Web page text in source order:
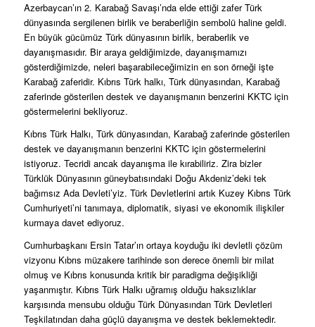
Azerbaycan’ın 2. Karabağ Savaşı’nda elde ettiği zafer Türk
dünyasında sergilenen birlik ve beraberliğin sembolü haline geldi.
En büyük gücümüz Türk dünyasının birlik, beraberlik ve
dayanışmasıdır. Bir araya geldiğimizde, dayanışmamızı
gösterdiğimizde, neleri başarabileceğimizin en son örneği işte
Karabağ zaferidir. Kıbrıs Türk halkı, Türk dünyasından, Karabağ
zaferinde gösterilen destek ve dayanışmanın benzerini KKTC için
göstermelerini bekliyoruz.
Kıbrıs Türk Halkı, Türk dünyasından, Karabağ zaferinde gösterilen
destek ve dayanışmanın benzerini KKTC için göstermelerini
istiyoruz. Tecridi ancak dayanışma ile kırabiliriz. Zira bizler
Türklük Dünyasının güneybatısındaki Doğu Akdeniz’deki tek
bağımsız Ada Devleti’yiz. Türk Devletlerini artık Kuzey Kıbrıs Türk
Cumhuriyeti’ni tanımaya, diplomatik, siyasi ve ekonomik ilişkiler
kurmaya davet ediyoruz.
Cumhurbaşkanı Ersin Tatar’ın ortaya koyduğu iki devletli çözüm
vizyonu Kıbrıs müzakere tarihinde son derece önemli bir milat
olmuş ve Kıbrıs konusunda kritik bir paradigma değişikliği
yaşanmıştır. Kıbrıs Türk Halkı uğramış olduğu haksızlıklar
karşısında mensubu olduğu Türk Dünyasından Türk Devletleri
Teşkilatından daha güçlü dayanışma ve destek beklemektedir.